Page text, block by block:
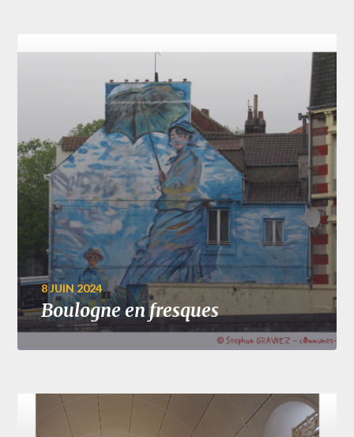
8 JUIN 2024
Boulogne en fresques